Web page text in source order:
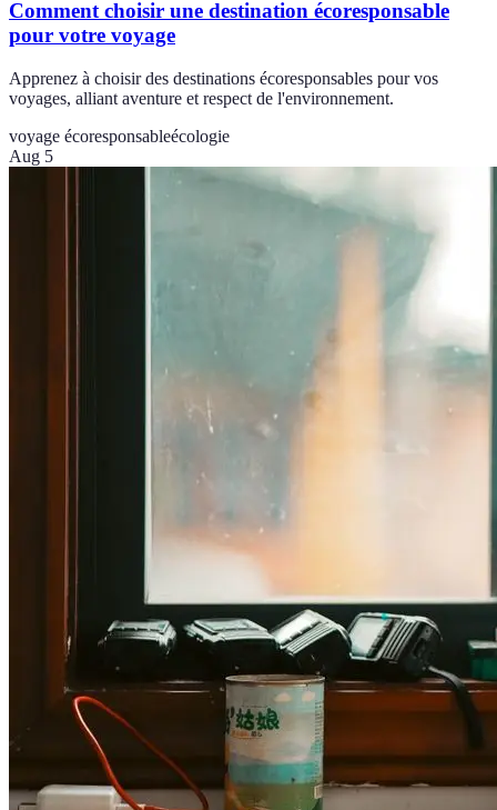
Comment choisir une destination écoresponsable
pour votre voyage
Apprenez à choisir des destinations écoresponsables pour vos
voyages, alliant aventure et respect de l'environnement.
voyage écoresponsableécologie
Aug 5